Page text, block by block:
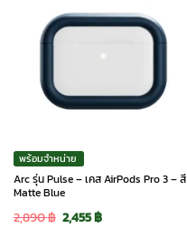
พร้อมจำหน่าย
Arc รุ่น Pulse – เคส AirPods Pro 3 – สี
Matte Blue
2,890฿ Original
2,455฿Current